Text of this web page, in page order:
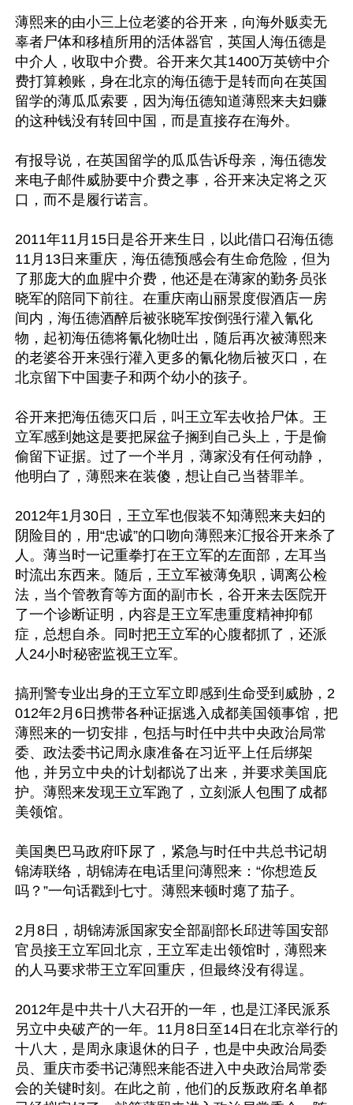
薄熙来的由小三上位老婆的谷开来，向海外贩卖无
辜者尸体和移植所用的活体器官，英国人海伍德是
中介人，收取中介费。谷开来欠其1400万英镑中介
费打算赖账，身在北京的海伍德于是转而向在英国
留学的薄瓜瓜索要，因为海伍德知道薄熙来夫妇赚
的这种钱没有转回中国，而是直接存在海外。
有报导说，在英国留学的瓜瓜告诉母亲，海伍德发
来电子邮件威胁要中介费之事，谷开来决定将之灭
口，而不是履行诺言。
2011年11月15日是谷开来生日，以此借口召海伍德
11月13日来重庆，海伍德预感会有生命危险，但为
了那庞大的血腥中介费，他还是在薄家的勤务员张
晓军的陪同下前往。在重庆南山丽景度假酒店一房
间内，海伍德酒醉后被张晓军按倒强行灌入氰化
物，起初海伍德将氰化物吐出，随后再次被薄熙来
的老婆谷开来强行灌入更多的氰化物后被灭口，在
北京留下中国妻子和两个幼小的孩子。
谷开来把海伍德灭口后，叫王立军去收拾尸体。王
立军感到她这是要把屎盆子搁到自己头上，于是偷
偷留下证据。过了一个半月，薄家没有任何动静，
他明白了，薄熙来在装傻，想让自己当替罪羊。
2012年1月30日，王立军也假装不知薄熙来夫妇的
阴险目的，用“忠诚”的口吻向薄熙来汇报谷开来杀了
人。薄当时一记重拳打在王立军的左面部，左耳当
时流出东西来。随后，王立军被薄免职，调离公检
法，当个管教育等方面的副市长，谷开来去医院开
了一个诊断证明，内容是王立军患重度精神抑郁
症，总想自杀。同时把王立军的心腹都抓了，还派
人24小时秘密监视王立军。
搞刑警专业出身的王立军立即感到生命受到威胁，2
012年2月6日携带各种证据逃入成都美国领事馆，把
薄熙来的一切安排，包括与时任中共中央政治局常
委、政法委书记周永康准备在习近平上任后绑架
他，并另立中央的计划都说了出来，并要求美国庇
护。薄熙来发现王立军跑了，立刻派人包围了成都
美领馆。
美国奥巴马政府吓尿了，紧急与时任中共总书记胡
锦涛联络，胡锦涛在电话里问薄熙来：“你想造反
吗？”一句话戳到七寸。薄熙来顿时瘪了茄子。
2月8日，胡锦涛派国家安全部副部长邱进等国安部
官员接王立军回北京，王立军走出领馆时，薄熙来
的人马要求带王立军回重庆，但最终没有得逞。
2012年是中共十八大召开的一年，也是江泽民派系
另立中央破产的一年。11月8日至14日在北京举行的
十八大，是周永康退休的日子，也是中央政治局委
员、重庆市委书记薄熙来能否进入中央政治局常委
会的关键时刻。在此之前，他们的反叛政府名单都